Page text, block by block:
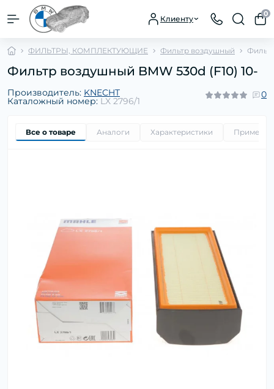
Клиенту
0
ФИЛЬТРЫ, КОМПЛЕКТУЮЩИЕ Фильтр воздушный
Фильтр воздушный BMW 530d (F10) 10-
Производитель: KNECHT
Каталожный номер: LX 2796/1
0
Все о товаре Аналоги Характеристики